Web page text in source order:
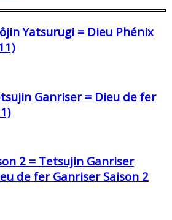
Yatsurugi = Dieu Phénix
Ganriser = Dieu de fer
2 = Tetsujin Ganriser
de fer Ganriser Saison 2